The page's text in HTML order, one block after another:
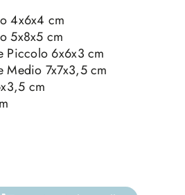
4x6x4 cm
5x8x5 cm
Piccolo 6x6x3 cm
Medio 7x7x3,5 cm
cm